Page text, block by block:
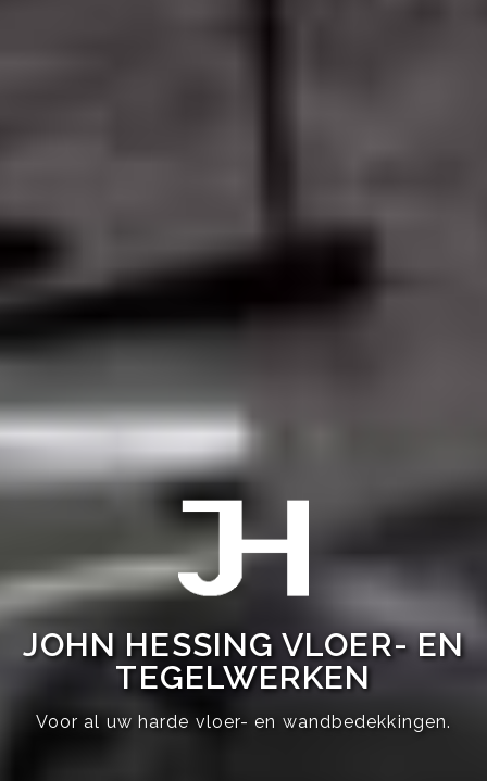
JOHN HESSING VLOER- EN
TEGELWERKEN
Voor al uw harde vloer- en wandbedekkingen.